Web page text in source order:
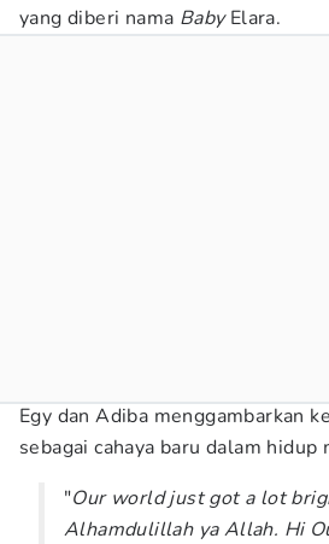
yang diberi nama BabyElara.
Egy dan Adiba menggambarkan
sebagai cahaya baru dalam hidup
"Our world just got a lot
Alhamdulillah ya Allah. Hi